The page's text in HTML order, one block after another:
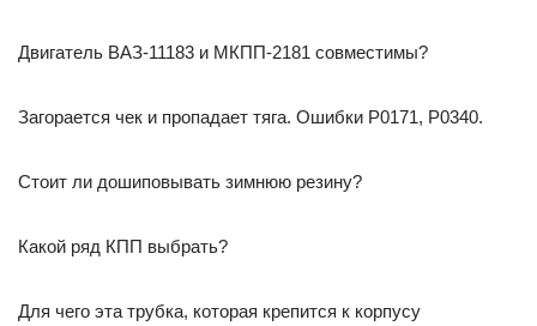
Двигатель ВАЗ-11183 и МКПП-2181 совместимы?
Загорается чек и пропадает тяга. Ошибки P0171, P0340.
Стоит ли дошиповывать зимнюю резину?
Какой ряд КПП выбрать?
Для чего эта трубка, которая крепится к корпусу